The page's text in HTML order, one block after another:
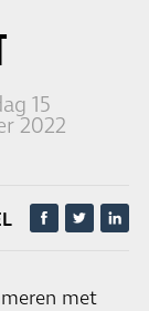
15
2022
met